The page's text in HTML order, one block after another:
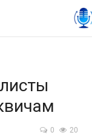
0 20